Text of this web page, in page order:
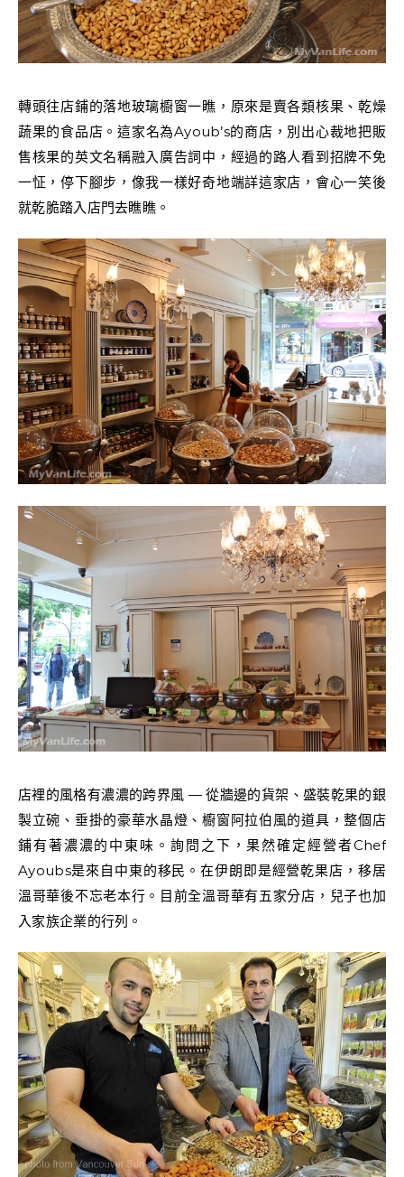
轉頭往店鋪的落地玻璃櫥窗一瞧，原來是賣各類核果、乾燥
蔬果的食品店。這家名為Ayoub’s的商店，別出心裁地把販
售核果的英文名稱融入廣告詞中，經過的路人看到招牌不免
一怔，停下腳步，像我一樣好奇地端詳這家店，會心一笑後
就乾脆踏入店門去瞧瞧。
店裡的風格有濃濃的跨界風 — 從牆邊的貨架、盛裝乾果的銀
製立碗、垂掛的豪華水晶燈、櫥窗阿拉伯風的道具，整個店
鋪有著濃濃的中東味。詢問之下，果然確定經營者Chef
Ayoubs是來自中東的移民。在伊朗即是經營乾果店，移居
溫哥華後不忘老本行。目前全溫哥華有五家分店，兒子也加
入家族企業的行列。